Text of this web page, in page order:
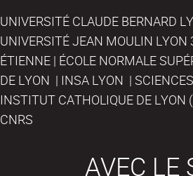
UNIVERSITÉ CLAUDE BERNARD
UNIVERSITÉ JEAN MOULIN
ÉTIENNE | ÉCOLE NORMALE
DE LYON | INSA LYON |
INSTITUT CATHOLIQUE DE LYON
CNRS
AVEC LE